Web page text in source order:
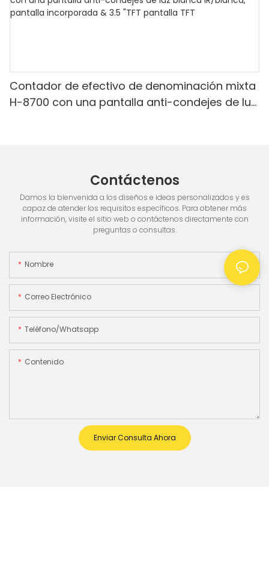
Contador de efectivo de denominación mixta
H-8700 con una pantalla anti-condejes de luz
Contáctenos
Damos la bienvenida a los diseños e ideas personalizados y es
capaz de atender los requisitos específicos. Para obtener más
información, visite el sitio web o contáctenos directamente con
preguntas o consultas.
Nombre
Correo Electrónico
Teléfono/whatsapp
Contenido
Enviar Consulta Ahora